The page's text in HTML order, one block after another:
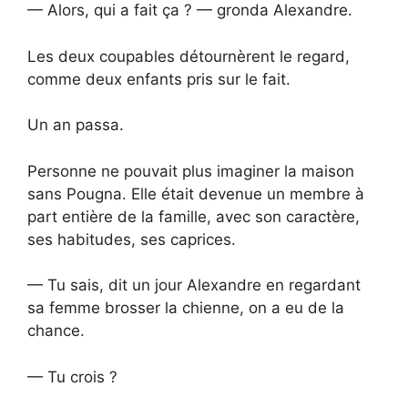
— Alors, qui a fait ça ? — gronda Alexandre.
Les deux coupables détournèrent le regard,
comme deux enfants pris sur le fait.
Un an passa.
Personne ne pouvait plus imaginer la maison
sans Pougna. Elle était devenue un membre à
part entière de la famille, avec son caractère,
ses habitudes, ses caprices.
— Tu sais, dit un jour Alexandre en regardant
sa femme brosser la chienne, on a eu de la
chance.
— Tu crois ?